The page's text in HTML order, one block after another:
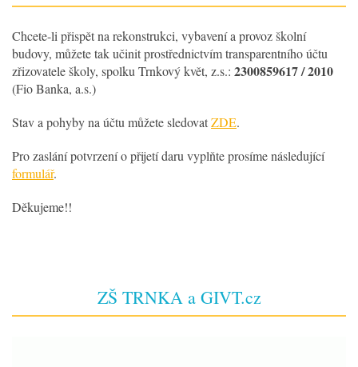
Chcete-li přispět na rekonstrukci, vybavení a provoz školní
budovy, můžete tak učinit prostřednictvím transparentního účtu
zřizovatele školy, spolku Trnkový květ, z.s.: 2300859617 / 2010
(Fio Banka, a.s.)
Stav a pohyby na účtu můžete sledovatZDE.
Pro zaslání potvrzení o přijetí daru vyplňte prosíme následující
formulář.
Děkujeme!!
ZŠ TRNKA a GIVT.cz